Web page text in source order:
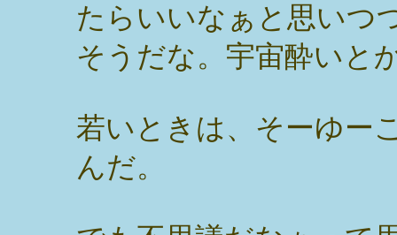
たらいいなぁと思いつ
そうだな。宇宙酔いと
若いときは、そーゆー
んだ。